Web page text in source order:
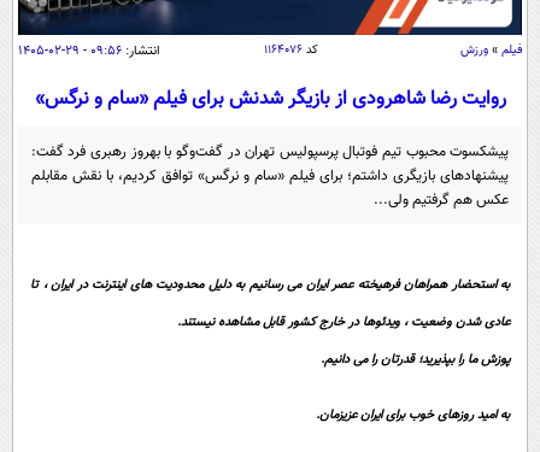
اقتصاد
اقتصادی
جامعه
حوادث
بین الملل
فناوری و It
قرآن
گوناگون
فیلم » ورزش کد ۱۱۶۴۰۷۶ انتشار: ۰۹:۵۶ - ۲۹-۰۲-۱۴۰۵
روایت رضا شاهرودی از بازیگر شدنش برای فیلم «سام و نرگس»
پیشکسوت محبوب تیم فوتبال پرسپولیس تهران در گفت‌و‌گو با بهروز رهبری فرد گفت:
پیشنهاد‌های بازیگری داشتم؛ برای فیلم «سام و نرگس» توافق کردیم، با نقش مقابلم
عکس هم گرفتیم ولی...
به استحضار همراهان فرهیخته عصر ایران می رسانیم به دلیل محدودیت های اینترنت در ایران ، تا
عادی شدن وضعیت ، ویدئوها در خارج کشور قابل مشاهده نیستند.
پوزش ما را بپذیرید؛ قدرتان را می دانیم.
به امید روزهای خوب برای ایران عزیزمان.